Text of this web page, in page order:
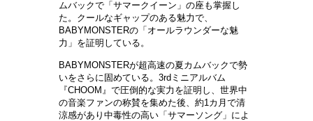
ムバックで「サマークイ ーン」の座も掌握し
た。ク ー ルなギャップのある魅力で、
BABYMONSTERの「オー ルラウンダーな魅
力」を証明している 。
BABYMONSTERが超高速の夏カムバックで勢
いをさらに固めている。3rdミニアルバム
『CHOOM』で圧倒的な実力を証明し、世界中
の音楽ファンの称賛を集めた後、約1カ月で清
涼感があり中毒性の高い「サマー ソング」によ